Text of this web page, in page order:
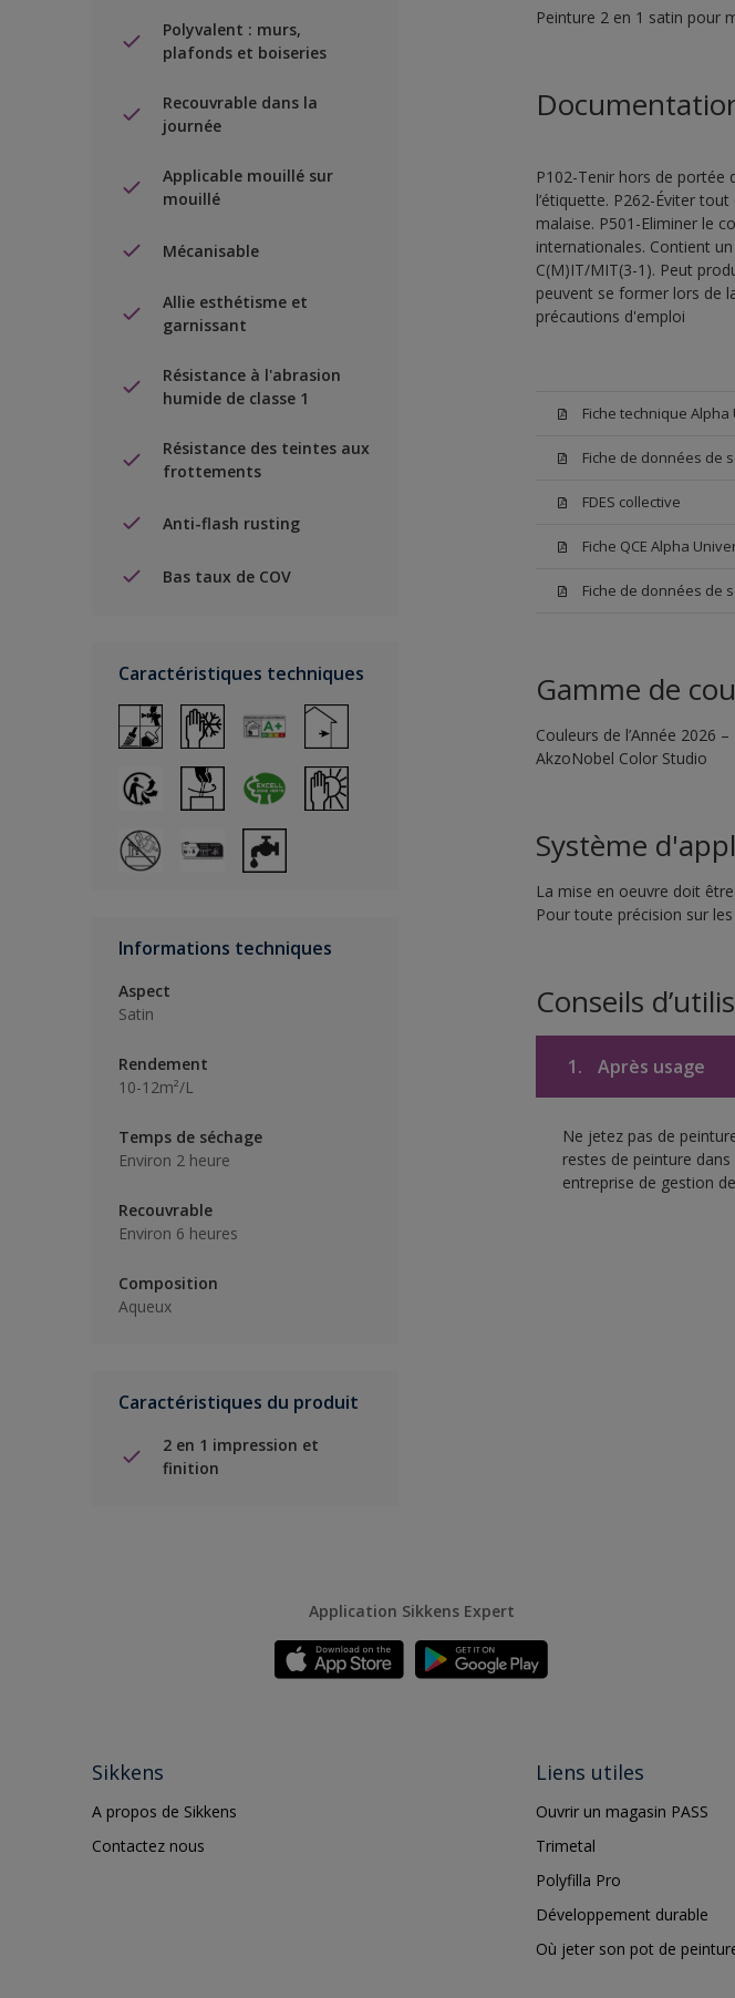
Polyvalent : murs,
plafonds et boiseries
Recouvrable dans la
journée
Applicable mouillé sur
mouillé
Mécanisable
Allie esthétisme et
garnissant
Résistance à l'abrasion
humide de classe 1
Résistance des teintes aux
frottements
Anti-flash rusting
Bas taux de COV
Caractéristiques techniques
Informations techniques
Aspect
Satin
Rendement
10-12m²/L
Temps de séchage
Environ 2 heure
Recouvrable
Environ 6 heures
Composition
Aqueux
Caractéristiques du produit
2 en 1 impression et
finition
Peinture 2 en 1 satin pour
P102-Tenir hors de portée
l’étiquette. P262-Éviter
malaise. P501-Eliminer le
internationales. Contient
C(M)IT/MIT(3-1). Peut
peuvent se former lors de
précautions d'emploi
Fiche technique
Fiche de données de
FDES collective
Fiche QCE Alpha
Fiche de données de
Gamme de
Couleurs de l’Année 2026
AkzoNobel Color Studio
Système
La mise en oeuvre doit
Pour toute précision sur
Conseils
1. Après usage
Ne jetez pas de
restes de peinture
entreprise de gestion
Application Sikkens Expert
Sikkens
A propos de Sikkens
Contactez nous
Liens utiles
Ouvrir un magasin PASS
Trimetal
Polyfilla Pro
Développement durable
Où jeter son pot de